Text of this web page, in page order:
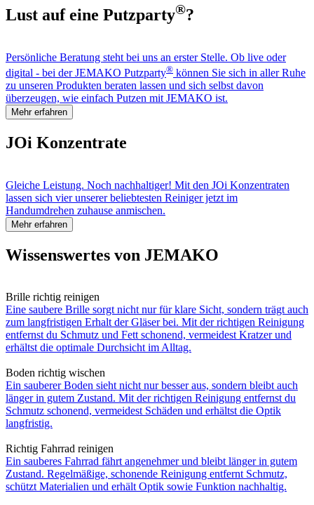
Lust auf eine Putzparty®?
Persönliche Beratung steht bei uns an erster Stelle. Ob live oder
digital - bei der JEMAKO Putzparty® können Sie sich in aller Ruhe
zu unseren Produkten beraten lassen und sich selbst davon
überzeugen, wie einfach Putzen mit JEMAKO ist.
Mehr erfahren
JOi Konzentrate
Gleiche Leistung. Noch nachhaltiger! Mit den JOi Konzentraten
lassen sich vier unserer beliebtesten Reiniger jetzt im
Handumdrehen zuhause anmischen.
Mehr erfahren
Wissenswertes von JEMAKO
Brille richtig reinigen
Eine saubere Brille sorgt nicht nur für klare Sicht, sondern trägt auch
zum langfristigen Erhalt der Gläser bei. Mit der richtigen Reinigung
entfernst du Schmutz und Fett schonend, vermeidest Kratzer und
erhältst die optimale Durchsicht im Alltag.
Boden richtig wischen
Ein sauberer Boden sieht nicht nur besser aus, sondern bleibt auch
länger in gutem Zustand. Mit der richtigen Reinigung entfernst du
Schmutz schonend, vermeidest Schäden und erhältst die Optik
langfristig.
Richtig Fahrrad reinigen
Ein sauberes Fahrrad fährt angenehmer und bleibt länger in gutem
Zustand. Regelmäßige, schonende Reinigung entfernt Schmutz,
schützt Materialien und erhält Optik sowie Funktion nachhaltig.